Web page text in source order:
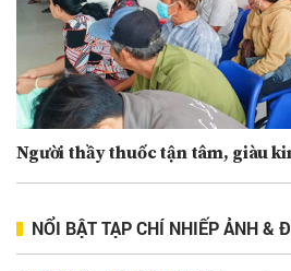
Người thầy thuốc tận tâm, giàu
NỔI BẬT TẠP CHÍ NHIẾP ẢNH &